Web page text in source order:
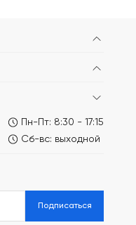
Пн-Пт: 8:30 - 17:15
Сб-вс: выходной
Подписаться